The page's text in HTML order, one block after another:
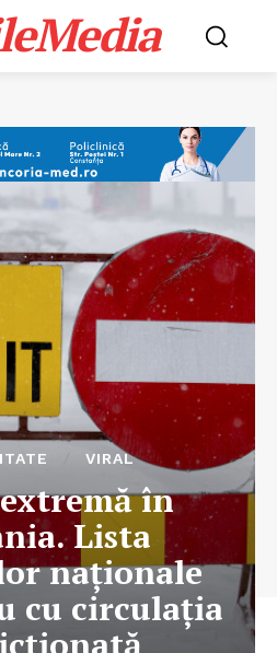
VIRAL
în
Lista
naționale
cu circulaţia